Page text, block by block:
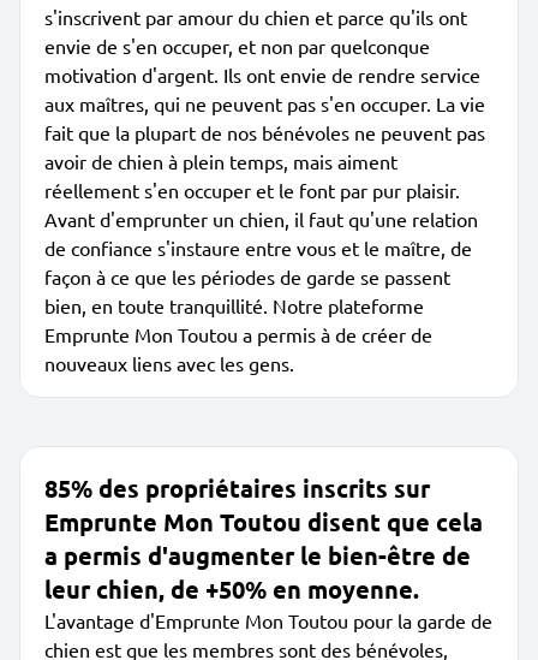
s'inscrivent par amour du chien et parce qu'ils ont
envie de s'en occuper, et non par quelconque
motivation d'argent. Ils ont envie de rendre service
aux maîtres, qui ne peuvent pas s'en occuper. La vie
fait que la plupart de nos bénévoles ne peuvent pas
avoir de chien à plein temps, mais aiment
réellement s'en occuper et le font par pur plaisir.
Avant d'emprunter un chien, il faut qu'une relation
de confiance s'instaure entre vous et le maître, de
façon à ce que les périodes de garde se passent
bien, en toute tranquillité. Notre plateforme
Emprunte Mon Toutou a permis à de créer de
nouveaux liens avec les gens.
85% des propriétaires inscrits sur
Emprunte Mon Toutou disent que cela
a permis d'augmenter le bien-être de
leur chien, de +50% en moyenne.
L'avantage d'Emprunte Mon Toutou pour la garde de
chien est que les membres sont des bénévoles,